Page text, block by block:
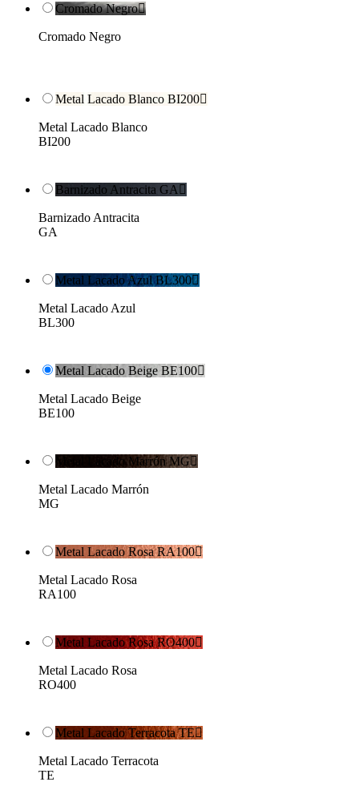
Cromado Negro
Cromado Negro
Metal Lacado Blanco BI200
Metal Lacado Blanco
BI200
Barnizado Antracita GA 
Barnizado Antracita
GA
Metal Lacado Azul BL300
Metal Lacado Azul
BL300
Metal Lacado Beige BE100
Metal Lacado Beige
BE100
Metal Lacado Marrón MG
Metal Lacado Marrón
MG
Metal Lacado Rosa RA100
Metal Lacado Rosa
RA100
Metal Lacado Rosa RO400
Metal Lacado Rosa
RO400
Metal Lacado Terracota TE
Metal Lacado Terracota
TE